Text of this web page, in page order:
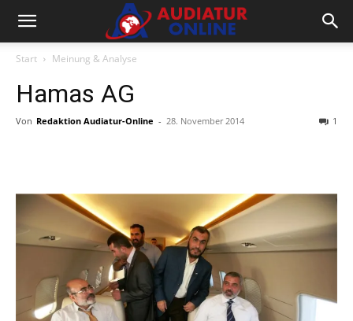
Start Meinung & Analyse
Hamas AG
Von Redaktion Audiatur-Online - 28. November 2014 1